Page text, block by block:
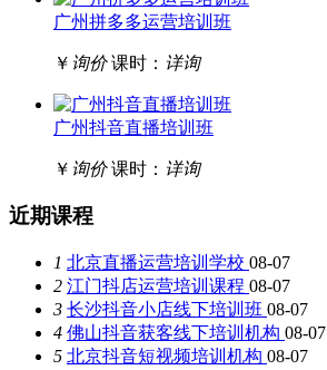
广州拼多多运营培训班
￥ 询价 课时： 详询
广州抖音直播培训班
￥ 询价 课时： 详询
近期课程
1 北京直播运营培训学校 08-07
2 江门抖店运营培训课程 08-07
3 长沙抖音小店线下培训班 08-07
4 佛山抖音获客线下培训机构 08-07
5 北京抖音短视频培训机构 08-07